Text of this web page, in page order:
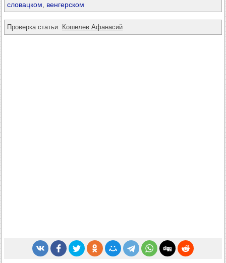
словацком
венгерском
Проверка статьи: Кошелев Афанасий